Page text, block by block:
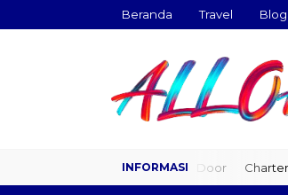
Beranda Travel Blog
Travel Door to Door Charter